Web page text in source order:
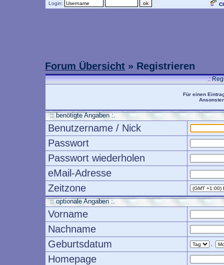
Login:
Forum Übersicht » Registrieren
.:
Für einen
:: benötigte Angaben :.
Benutzername / Nick
Passwort
Passwort wiederholen
eMail-Adresse
Zeitzone
:: optionale Angaben :.
Vorname
Nachname
Geburtsdatum
Homepage